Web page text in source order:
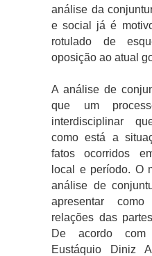
análise da
e social já é
rotulado de
oposição ao atual
A análise de
que um
interdisciplinar
como está a
fatos ocorridos
local e período. O
análise de
apresentar
relações das
De acordo
Eustáquio Diniz